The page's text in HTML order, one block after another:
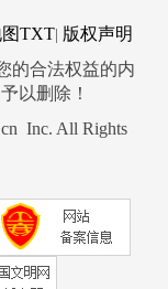
TXT 版权声明
的合法权益的内
以删除！
Inc. All Rights